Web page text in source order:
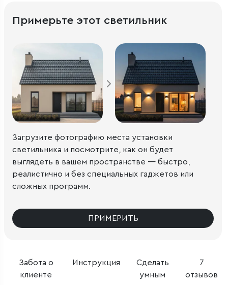
Забота о
клиенте
Инструкция
Сделать
умным
7
отзывов
Примерьте этот светильник
Загрузите фотографию места установки
светильника и посмотрите, как он будет
выглядеть в вашем пространстве — быстро,
реалистично и без специальных гаджетов или
сложных программ.
ПРИМЕРИТЬ